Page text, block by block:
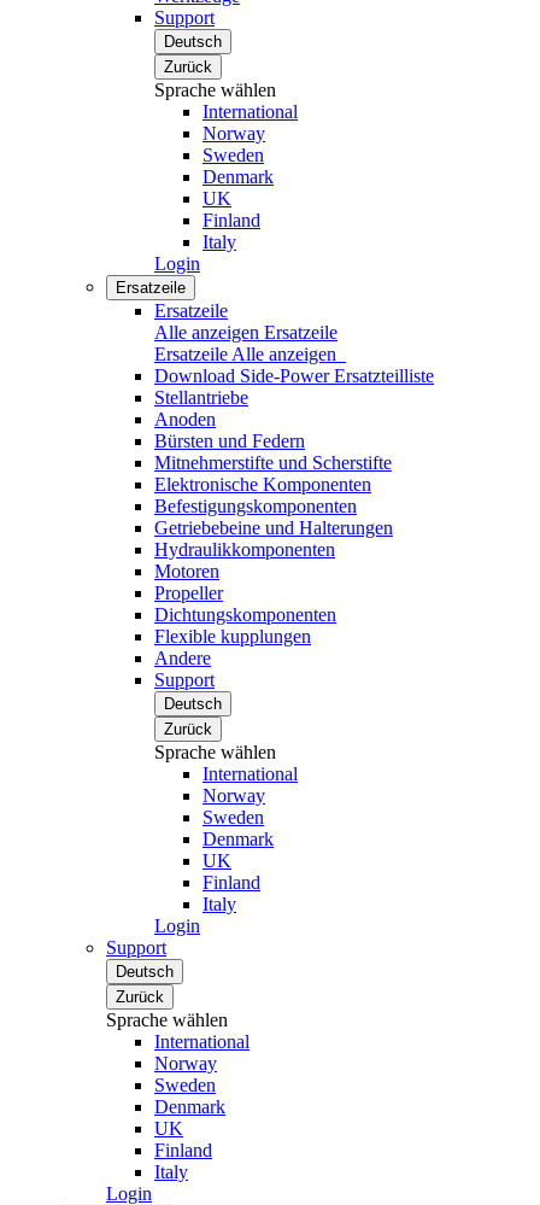
Support
Deutsch
Zurück
Sprache wählen
International
Norway
Sweden
Denmark
UK
Finland
Italy
Login
Ersatzeile
Ersatzeile
Alle anzeigen Ersatzeile
Ersatzeile Alle anzeigen
Download Side-Power Ersatzteilliste
Stellantriebe
Anoden
Bürsten und Federn
Mitnehmerstifte und Scherstifte
Elektronische Komponenten
Befestigungskomponenten
Getriebebeine und Halterungen
Hydraulikkomponenten
Motoren
Propeller
Dichtungskomponenten
Flexible kupplungen
Andere
Support
Deutsch
Zurück
Sprache wählen
International
Norway
Sweden
Denmark
UK
Finland
Italy
Login
Support
Deutsch
Zurück
Sprache wählen
International
Norway
Sweden
Denmark
UK
Finland
Italy
Login